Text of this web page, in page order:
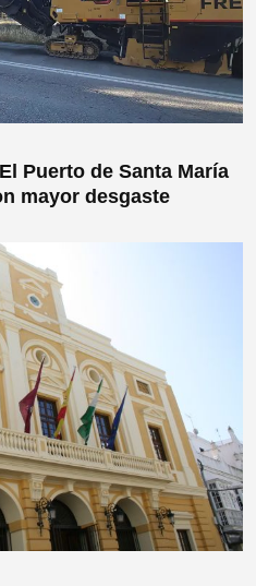
Puerto de Santa María
mayor desgaste